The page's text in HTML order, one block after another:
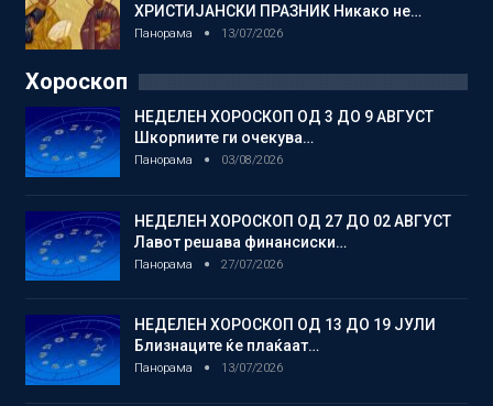
ХРИСТИЈАНСКИ ПРАЗНИК Никако не…
Панорама 13/07/2026
Хороскоп
НЕДЕЛЕН ХОРОСКОП ОД 3 ДО 9 АВГУСТ
Шкорпиите ги очекува…
Панорама 03/08/2026
НЕДЕЛЕН ХОРОСКОП ОД 27 ДО 02 АВГУСТ
Лавот решава финансиски…
Панорама 27/07/2026
НЕДЕЛЕН ХОРОСКОП ОД 13 ДО 19 ЈУЛИ
Близнаците ќе плаќаат…
Панорама 13/07/2026